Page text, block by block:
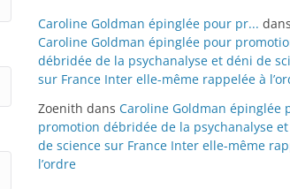
Caroline Goldman épinglée pour pr... dans
Caroline Goldman épinglée pour
débridée de la psychanalyse et déni de
sur France Inter elle-même rappelée à
Zoenith dans Caroline Goldman épinglée
promotion débridée de la psychanalyse
de science sur France Inter elle-même
l’ordre